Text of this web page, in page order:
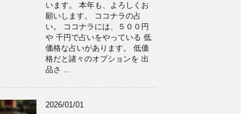
います。 本年も、よろしくお
願いします。 ココナラの占
い。 ココナラには、５００円
や 千円で占いをやっている 低
価格な占いがあります。 低価
格だと諸々のオプションを 出
品さ ...
2026/01/01